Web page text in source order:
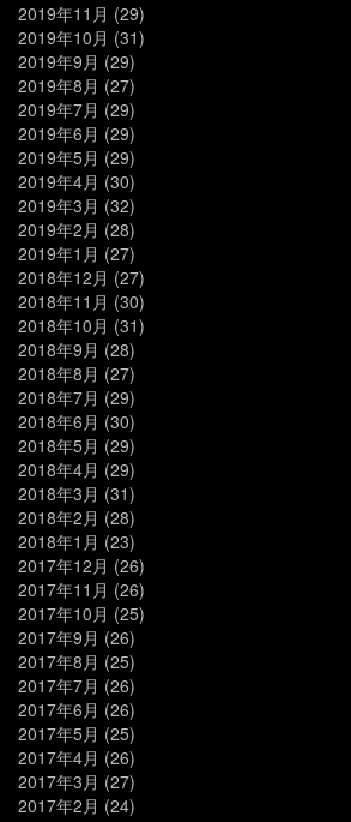
2019年11月 (29)
2019年10月 (31)
2019年9月 (29)
2019年8月 (27)
2019年7月 (29)
2019年6月 (29)
2019年5月 (29)
2019年4月 (30)
2019年3月 (32)
2019年2月 (28)
2019年1月 (27)
2018年12月 (27)
2018年11月 (30)
2018年10月 (31)
2018年9月 (28)
2018年8月 (27)
2018年7月 (29)
2018年6月 (30)
2018年5月 (29)
2018年4月 (29)
2018年3月 (31)
2018年2月 (28)
2018年1月 (23)
2017年12月 (26)
2017年11月 (26)
2017年10月 (25)
2017年9月 (26)
2017年8月 (25)
2017年7月 (26)
2017年6月 (26)
2017年5月 (25)
2017年4月 (26)
2017年3月 (27)
2017年2月 (24)